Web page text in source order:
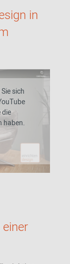
in
sich
die
haben.